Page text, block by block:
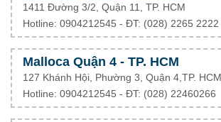
1411 Đường 3/2, Quận 11, TP. HCM
Hotline: 0904212545 - ĐT: (028) 2265 2222
Malloca Quận 4 - TP. HCM
127 Khánh Hội, Phường 3, Quận 4,TP. HCM
Hotline: 0904212545 - ĐT: (028) 22460266